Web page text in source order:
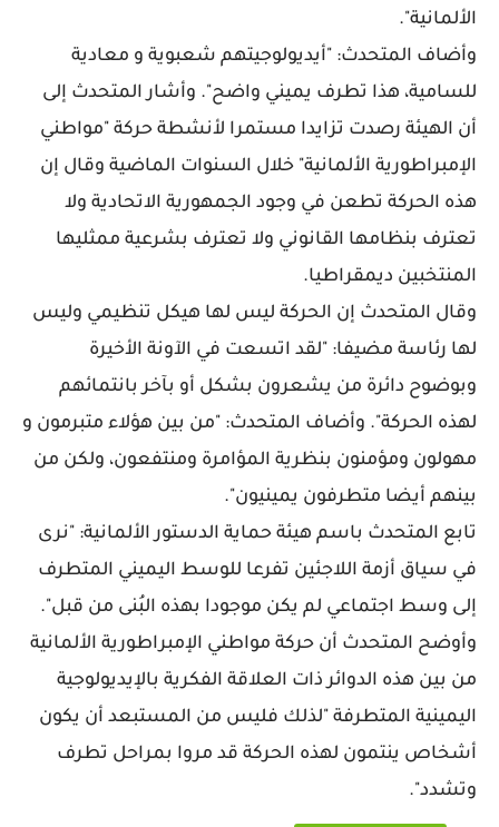
الألمانية".
وأضاف المتحدث: "أيديولوجيتهم شعبوية و معادية
للسامية، هذا تطرف يميني واضح". وأشار المتحدث إلى
أن الهيئة رصدت تزايدا مستمرا لأنشطة حركة "مواطني
الإمبراطورية الألمانية" خلال السنوات الماضية وقال إن
هذه الحركة تطعن في وجود الجمهورية الاتحادية ولا
تعترف بنظامها القانوني ولا تعترف بشرعية ممثليها
المنتخبين ديمقراطيا.
وقال المتحدث إن الحركة ليس لها هيكل تنظيمي وليس
لها رئاسة مضيفا: "لقد اتسعت في الآونة الأخيرة
وبوضوح دائرة من يشعرون بشكل أو بآخر بانتمائهم
لهذه الحركة". وأضاف المتحدث: "من بين هؤلاء متبرمون و
مهولون ومؤمنون بنظرية المؤامرة ومنتفعون، ولكن من
بينهم أيضا متطرفون يمينيون".
تابع المتحدث باسم هيئة حماية الدستور الألمانية: "نرى
في سياق أزمة اللاجئين تفرعا للوسط اليميني المتطرف
إلى وسط اجتماعي لم يكن موجودا بهذه البُنى من قبل".
وأوضح المتحدث أن حركة مواطني الإمبراطورية الألمانية
من بين هذه الدوائر ذات العلاقة الفكرية بالإيديولوجية
اليمينية المتطرفة "لذلك فليس من المستبعد أن يكون
أشخاص ينتمون لهذه الحركة قد مروا بمراحل تطرف
وتشدد".